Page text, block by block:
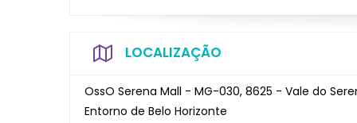
LOCALIZAÇÃO
OssO Serena Mall - MG-030, 8625 - Vale do
Entorno de Belo Horizonte